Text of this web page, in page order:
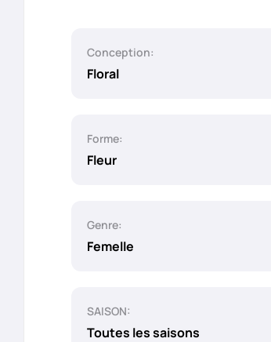
Conception:
Floral
Forme:
Fleur
Genre:
Femelle
SAISON:
Toutes les saisons